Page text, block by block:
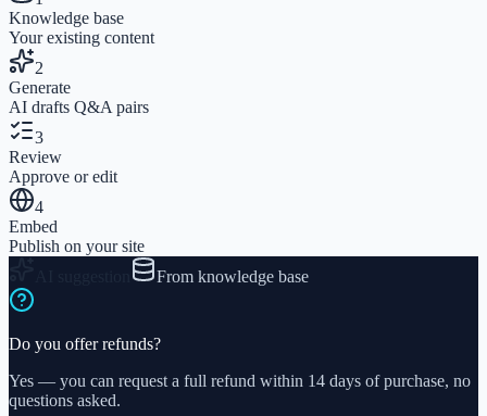
Knowledge base
Your existing content
2
Generate
AI drafts Q&A pairs
3
Review
Approve or edit
4
Embed
Publish on your site
From knowledge base
Do you offer refunds?
Yes — you can request a full refund within 14 days of purchase, no
questions asked.